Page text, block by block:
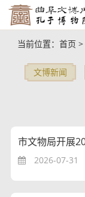
当前位置： 首页 >
文博新闻
2026-07-31